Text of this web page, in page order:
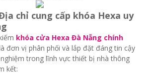
chỉ cung cấp khóa Hexa uy
khóa cửa Hexa Đà Nẵng chính
đơn vị phân phối và lắp đặt đáng tin cậy
trong lĩnh vực thiết bị nhà thông
kết: